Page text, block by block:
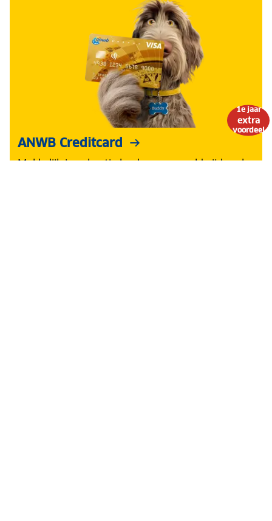
1e jaar
extra
voordeel
ANWB Creditcard
Makkelijk je vakantie boeken en wereldwijd snel